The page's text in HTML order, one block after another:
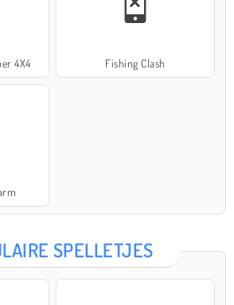
4X4 Fishing Clash
SPELLETJES